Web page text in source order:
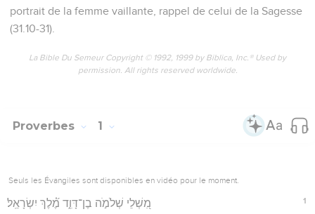
portrait de la femme vaillante, rappel de celui de la Sagesse
(31.10-31).
La Bible Du Semeur Copyright © 1992, 1999 by Biblica, Inc.® Used by
permission. All rights reserved worldwide.
Proverbes 1
Seuls les Évangiles sont disponibles en vidéo pour le moment.
1 מִ֭שְׁלֵי שְׁלֹמֹ֣ה בֶן־דָּוִ֑ד מֶ֝֗לֶךְ יִשְׂרָאֵֽל׃